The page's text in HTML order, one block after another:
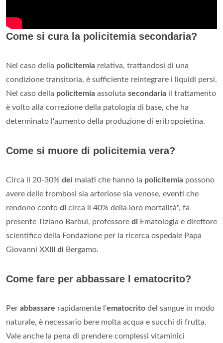
Come si cura la policitemia secondaria?
Nel caso della policitemia relativa, trattandosi di una
condizione transitoria, è sufficiente reintegrare i liquidi persi.
Nel caso della policitemia assoluta secondaria il trattamento
è volto alla correzione della patologia di base, che ha
determinato l'aumento della produzione di eritropoietina.
Come si muore di policitemia vera?
Circa il 20-30% dei malati che hanno la policitemia possono
avere delle trombosi sia arteriose sia venose, eventi che
rendono conto di circa il 40% della loro mortalità", fa
presente Tiziano Barbui, professore di Ematologia e direttore
scientifico della Fondazione per la ricerca ospedale Papa
Giovanni XXIII di Bergamo.
Come fare per abbassare l ematocrito?
Per abbassare rapidamente l'ematocrito del sangue in modo
naturale, è necessario bere molta acqua e succhi di frutta.
Vale anche la pena di prendere complessi vitaminici